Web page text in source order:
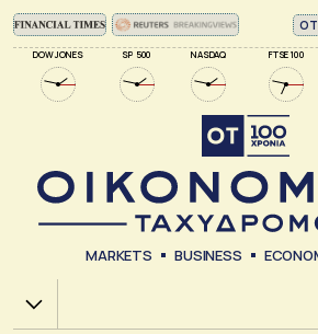
DOW JONES SP 500 NASDAQ FTSE 100
ΟΤ
MARKETS BUSINESS
Χ.Α.